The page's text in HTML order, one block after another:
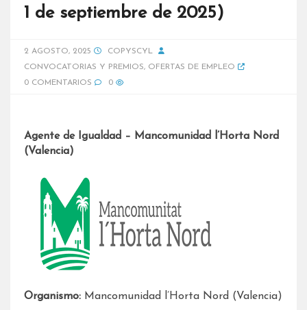
1 de septiembre de 2025)
2 AGOSTO, 2025
COPYSCYL
CONVOCATORIAS Y PREMIOS, OFERTAS DE EMPLEO
0 COMENTARIOS
0
Agente de Igualdad – Mancomunidad l’Horta Nord
(Valencia)
Organismo: Mancomunidad l’Horta Nord (Valencia)